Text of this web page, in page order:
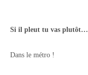
Si il pleut tu vas plutôt…
Dans le métro !